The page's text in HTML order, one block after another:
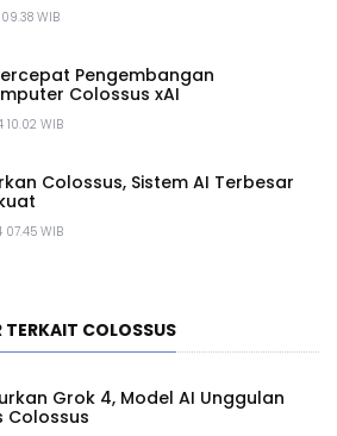
WIB
10.02 WIB
Pengembangan
Colossus xAI
07.45 WIB
Colossus, Sistem AI Terbesar
TERKAIT COLOSSUS
Grok 4, Model AI Unggulan
Colossus